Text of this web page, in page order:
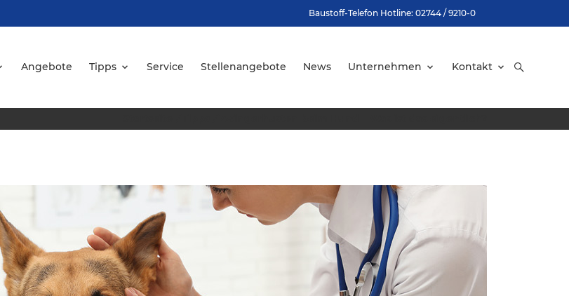
Baustoff-Telefon Hotline: 02744 / 9210-0
Angebote Tipps Service Stellenangebote News Unternehmen Kontakt